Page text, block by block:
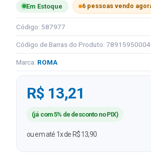
Em Estoque 6 pessoas vendo
Código: 587977
Código de Barras do Produto:
Marca: ROMA
R$ 13,21
(já com 5% de desconto no PIX)
ou em até 1x de R$ 13,90